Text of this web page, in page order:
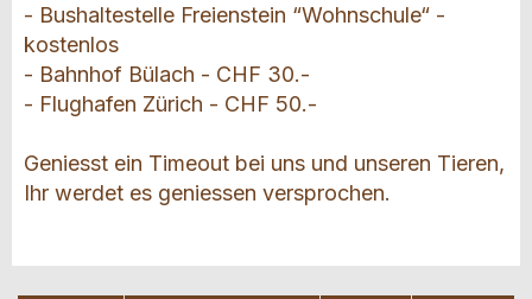
- Bushaltestelle Freienstein “Wohnschule“ -
kostenlos
- Bahnhof Bülach - CHF 30.-
- Flughafen Zürich - CHF 50.-
Geniesst ein Timeout bei uns und unseren Tieren,
Ihr werdet es geniessen versprochen.